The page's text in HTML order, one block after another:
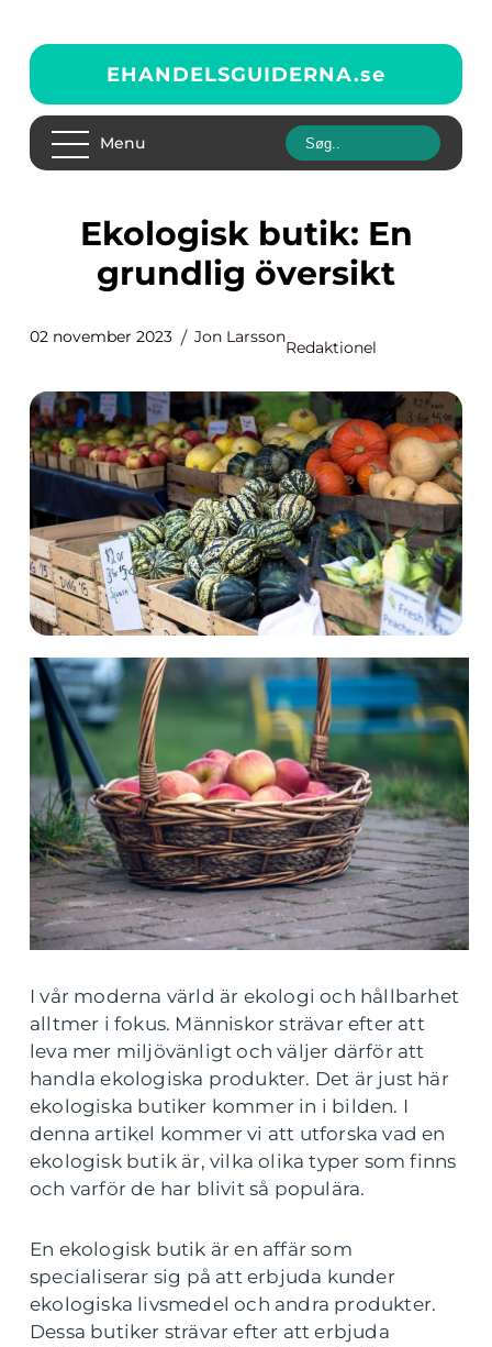
EHANDELSGUIDERNA.se
Menu
Ekologisk butik: En
grundlig översikt
02 november 2023 Jon Larsson
Redaktionel
I vår moderna värld är ekologi och hållbarhet
alltmer i fokus. Människor strävar efter att
leva mer miljövänligt och väljer därför att
handla ekologiska produkter. Det är just här
ekologiska butiker kommer in i bilden. I
denna artikel kommer vi att utforska vad en
ekologisk butik är, vilka olika typer som finns
och varför de har blivit så populära.
En ekologisk butik är en affär som
specialiserar sig på att erbjuda kunder
ekologiska livsmedel och andra produkter.
Dessa butiker strävar efter att erbjuda